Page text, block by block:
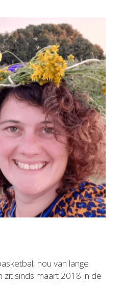
hou van lange
zit sinds maart 2018 in de